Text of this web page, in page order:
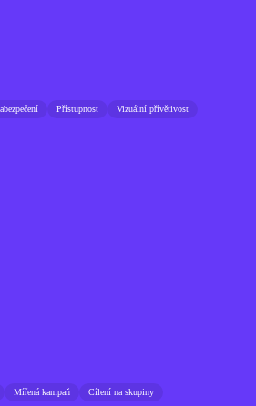
Přístupnost Vizuální přívětivost
Mířená kampaň Cílení na skupiny